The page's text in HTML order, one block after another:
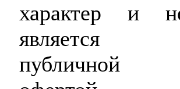
характер и
является
публичной